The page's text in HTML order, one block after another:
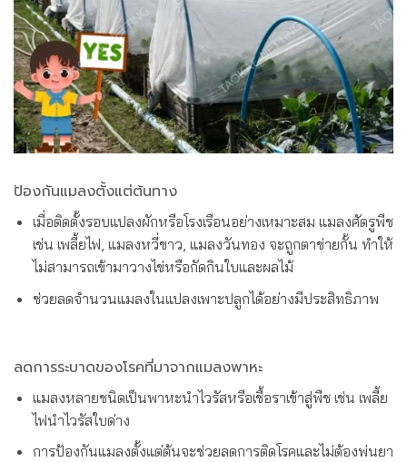
ป้องกันแมลงตั้งแต่ต้นทาง
เมื่อติดตั้งรอบแปลงผักหรือโรงเรือนอย่างเหมาะสม แมลงศัตรูพืช
เช่น เพลี้ยไฟ, แมลงหวี่ขาว, แมลงวันทอง จะถูกตาข่ายกั้น ทำให้
ไม่สามารถเข้ามาวางไข่หรือกัดกินใบและผลไม้
ช่วยลดจำนวนแมลงในแปลงเพาะปลูกได้อย่างมีประสิทธิภาพ
ลดการระบาดของโรคที่มาจากแมลงพาหะ
แมลงหลายชนิดเป็นพาหะนำไวรัสหรือเชื้อราเข้าสู่พืช เช่น เพลี้ย
ไฟนำไวรัสใบด่าง
การป้องกันแมลงตั้งแต่ต้นจะช่วยลดการติดโรคและไม่ต้องพ่นยา